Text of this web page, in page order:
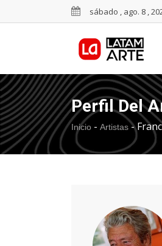
sábado , ago. 8 ,
Perfil Del
Inicio - Artistas-